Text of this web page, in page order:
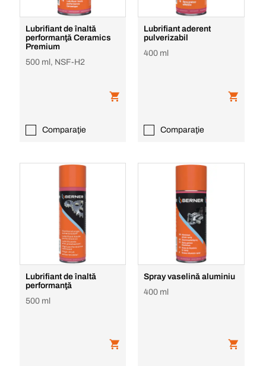
Lubrifiant de înaltă
performanţă Ceramics
Premium
500 ml, NSF-H2
Comparaţie
Lubrifiant aderent
pulverizabil
400 ml
Comparaţie
Lubrifiant de înaltă
performanţă
500 ml
Spray vaselină aluminiu
400 ml